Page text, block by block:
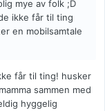
mye av folk ;D
ikke får til ting
en mobilsamtale
får til ting! husker
sammen med
hyggelig